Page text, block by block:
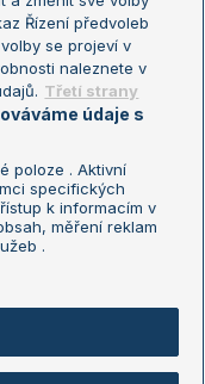
zpracování osobních
zpravodajství ČTK.
Řízení předvoleb
se projeví v
naleznete v
Třetí strany
údaje s
poloze . Aktivní
specifických
k informacím v
měření reklam
.